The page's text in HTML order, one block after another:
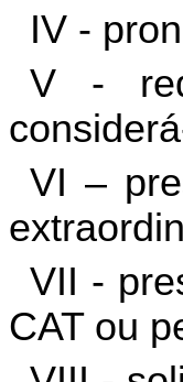
IV -
V -
VI –
VII -
CAT ou